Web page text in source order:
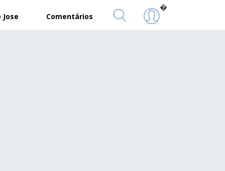
Comentários
�